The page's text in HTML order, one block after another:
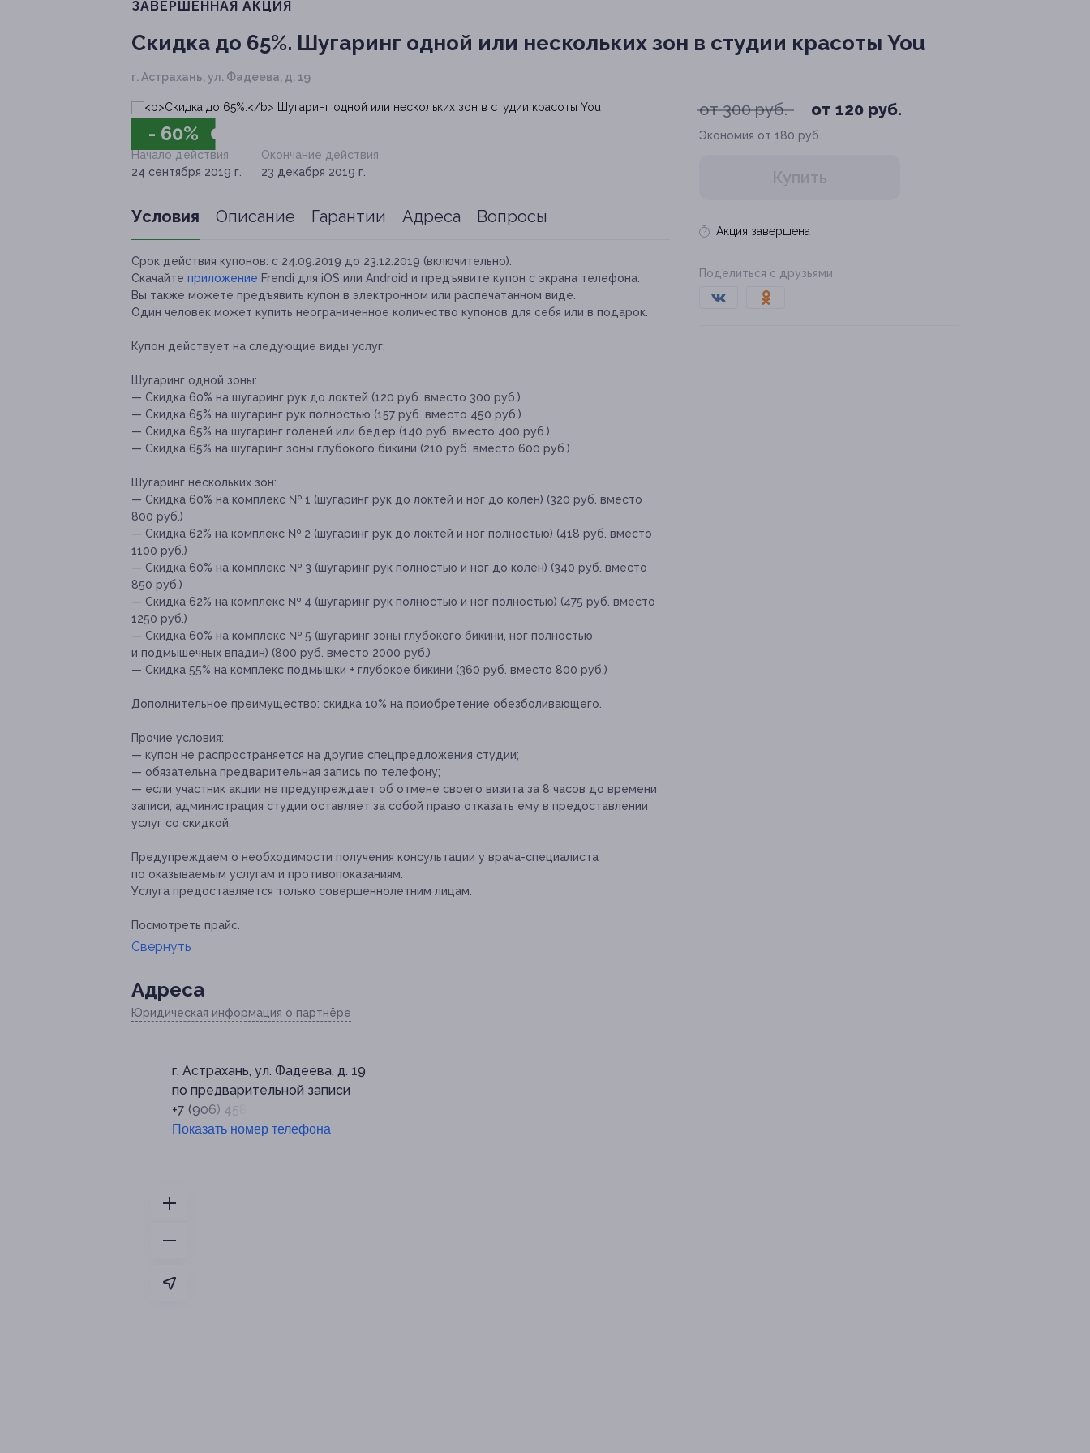
ЗАВЕРШЁННАЯ АКЦИЯ
Скидка до 65%. Шугаринг одной или нескольких зон в студии красоты You
г. Астрахань, ул. Фадеева, д. 19
- 60%
от 300 руб. от 120 руб.
Экономия от 180 руб.
Купить
Акция завершена
Поделиться с друзьями
Начало действия
24 сентября 2019 г.
Окончание действия
23 декабря 2019 г.
Условия Описание Гарантии Адреса Вопросы
Срок действия купонов: с 24.09.2019 до 23.12.2019 (включительно).
Скачайте приложение Frendi для iOS или Android и предъявите купон с экрана телефона.
Вы также можете предъявить купон в электронном или распечатанном виде.
Один человек может купить неограниченное количество купонов для себя или в подарок.
Купон действует на следующие виды услуг:
Шугаринг одной зоны:
— Скидка 60% на шугаринг рук до локтей (120 руб. вместо 300 руб.)
— Скидка 65% на шугаринг рук полностью (157 руб. вместо 450 руб.)
— Скидка 65% на шугаринг голеней или бедер (140 руб. вместо 400 руб.)
— Скидка 65% на шугаринг зоны глубокого бикини (210 руб. вместо 600 руб.)
Шугаринг нескольких зон:
— Скидка 60% на комплекс № 1 (шугаринг рук до локтей и ног до колен) (320 руб. вместо
800 руб.)
— Скидка 62% на комплекс № 2 (шугаринг рук до локтей и ног полностью) (418 руб. вместо
1100 руб.)
— Скидка 60% на комплекс № 3 (шугаринг рук полностью и ног до колен) (340 руб. вместо
850 руб.)
— Скидка 62% на комплекс № 4 (шугаринг рук полностью и ног полностью) (475 руб. вместо
1250 руб.)
— Скидка 60% на комплекс № 5 (шугаринг зоны глубокого бикини, ног полностью
и подмышечных впадин) (800 руб. вместо 2000 руб.)
— Скидка 55% на комплекс подмышки + глубокое бикини (360 руб. вместо 800 руб.)
Дополнительное преимущество: скидка 10% на приобретение обезболивающего.
Прочие условия:
— купон не распространяется на другие спецпредложения студии;
— обязательна предварительная запись по телефону;
— если участник акции не предупреждает об отмене своего визита за 8 часов до времени
записи, администрация студии оставляет за собой право отказать ему в предоставлении
услуг со скидкой.
Предупреждаем о необходимости получения консультации у врача-специалиста
по оказываемым услугам и противопоказаниям.
Услуга предоставляется только совершеннолетним лицам.
Посмотреть прайс.
Свернуть
Адресa
Юридическая информация о партнёре
г. Астрахань, ул. Фадеева, д. 19
по предварительной записи
+7 (906) 458-92-62
Показать номер телефона